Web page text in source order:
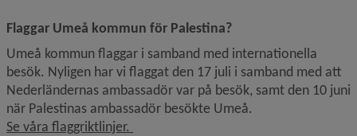
Flaggar Umeå kommun för Palestina?
Umeå kommun flaggar i samband med internationella
besök. Nyligen har vi flaggat den 17 juli i samband med att
Nederländernas ambassadör var på besök, samt den 10 juni
när Palestinas ambassadör besökte Umeå.
Se våra flaggriktlinjer.